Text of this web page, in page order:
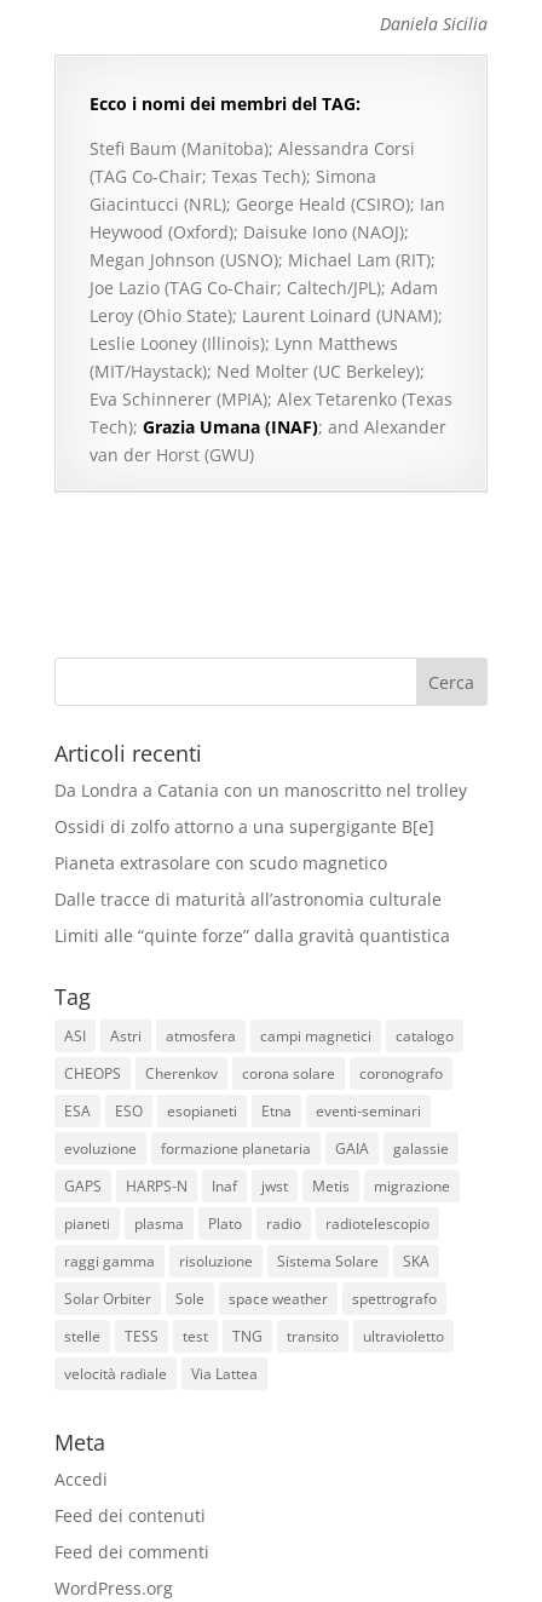
Daniela Sicilia
Ecco i nomi dei membri del TAG:
Stefi Baum (Manitoba); Alessandra Corsi
(TAG Co-Chair; Texas Tech); Simona
Giacintucci (NRL); George Heald (CSIRO); Ian
Heywood (Oxford); Daisuke Iono (NAOJ);
Megan Johnson (USNO); Michael Lam (RIT);
Joe Lazio (TAG Co-Chair; Caltech/JPL); Adam
Leroy (Ohio State); Laurent Loinard (UNAM);
Leslie Looney (Illinois); Lynn Matthews
(MIT/Haystack); Ned Molter (UC Berkeley);
Eva Schinnerer (MPIA); Alex Tetarenko (Texas
Tech); Grazia Umana (INAF); and Alexander
van der Horst (GWU)
Articoli recenti
Da Londra a Catania con un manoscritto nel trolley
Ossidi di zolfo attorno a una supergigante B[e]
Pianeta extrasolare con scudo magnetico
Dalle tracce di maturità all’astronomia culturale
Limiti alle “quinte forze” dalla gravità quantistica
Tag
ASI Astri atmosfera campi magnetici
catalogo
CHEOPS
Cherenkov corona solare
coronografo
ESA
ESO esopianeti Etna
eventi-seminari
evoluzione
formazione planetaria GAIA
galassie
GAPS
HARPS-N Inaf jwst Metis
migrazione
pianeti
plasma Plato radio
radiotelescopio
raggi gamma
risoluzione Sistema Solare
SKA
Solar Orbiter
Sole space weather
spettrografo
stelle
TESS test TNG transito
ultravioletto
velocità radiale
Via Lattea
Meta
Accedi
Feed dei contenuti
Feed dei commenti
WordPress.org